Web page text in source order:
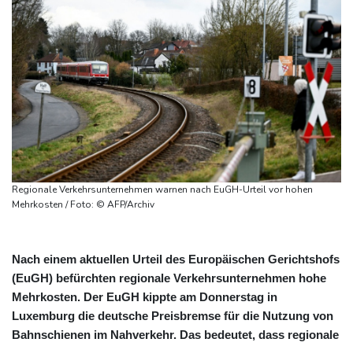
Regionale Verkehrsunternehmen warnen nach EuGH-Urteil vor hohen
Mehrkosten / Foto: © AFP/Archiv
Nach einem aktuellen Urteil des Europäischen Gerichtshofs
(EuGH) befürchten regionale Verkehrsunternehmen hohe
Mehrkosten. Der EuGH kippte am Donnerstag in
Luxemburg die deutsche Preisbremse für die Nutzung von
Bahnschienen im Nahverkehr. Das bedeutet, dass regionale